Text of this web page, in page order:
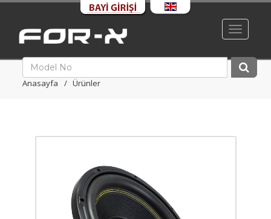
Toggle
Anasayfa Ürünler